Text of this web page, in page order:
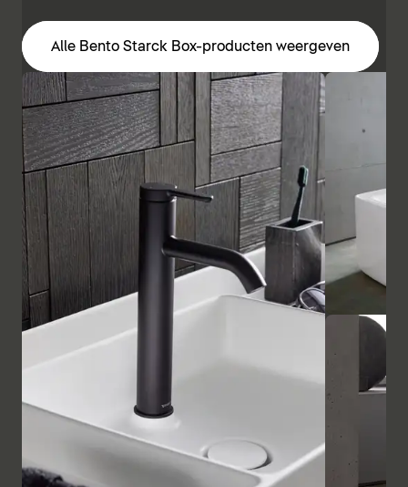
Alle Bento Starck Box-producten weergeven